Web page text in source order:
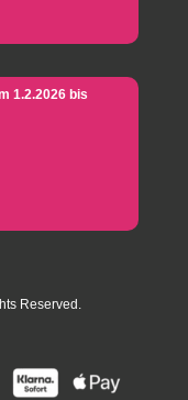
1.2.2026 bis
Reserved.